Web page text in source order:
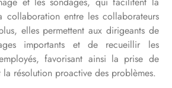
collaboration entre les collaborateurs
elles permettent aux dirigeants de
importants et de recueillir les
favorisant ainsi la prise de
résolution proactive des problèmes.